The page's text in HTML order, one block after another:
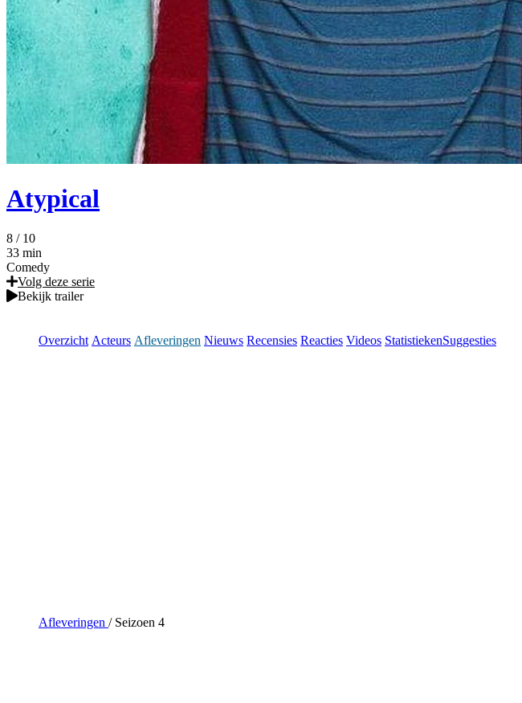
Atypical
8 / 10
33 min
Comedy
Volg deze serie
Bekijk trailer
Overzicht Acteurs Afleveringen Nieuws Recensies Reacties Videos StatistiekenSuggesties
Afleveringen /Seizoen 4